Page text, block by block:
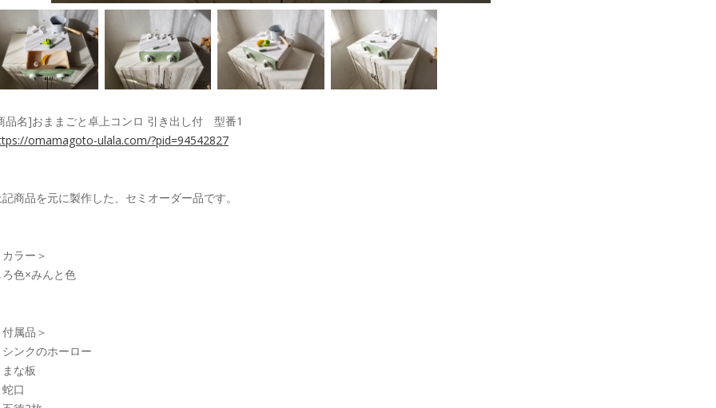
品名]おままごと卓上コンロ 引き出し付 型番1
omamagoto-ulala.com/?pid=94542827
商品を元に製作した、セミオーダー品です。
ラー＞
ろ色×みんと色
属品＞
ンクのホーロー
な板
口